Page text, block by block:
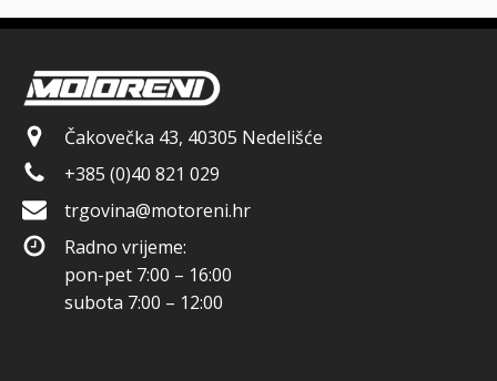
Čakovečka 43, 40305 Nedelišće
+385 (0)40 821 029
trgovina@motoreni.hr
Radno vrijeme:
pon-pet 7:00 – 16:00
subota 7:00 – 12:00